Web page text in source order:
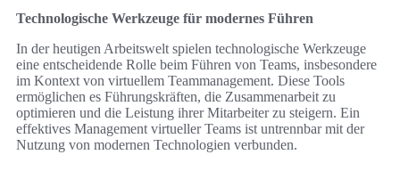
Technologische Werkzeuge für modernes Führen
In der heutigen Arbeitswelt spielen technologische Werkzeuge
eine entscheidende Rolle beim Führen von Teams, insbesondere
im Kontext von virtuellem Teammanagement. Diese Tools
ermöglichen es Führungskräften, die Zusammenarbeit zu
optimieren und die Leistung ihrer Mitarbeiter zu steigern. Ein
effektives Management virtueller Teams ist untrennbar mit der
Nutzung von modernen Technologien verbunden.